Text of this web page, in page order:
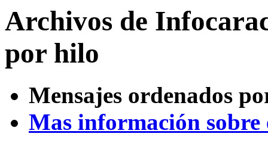
Archivos de
por hilo
Mensajes ordenados
Mas información sobre